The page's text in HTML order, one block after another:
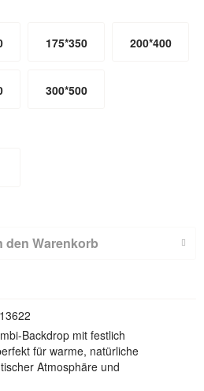
175*350 200*400
300*500
den Warenkorb
Backdrop mit festlich
für warme, natürliche
Atmosphäre und